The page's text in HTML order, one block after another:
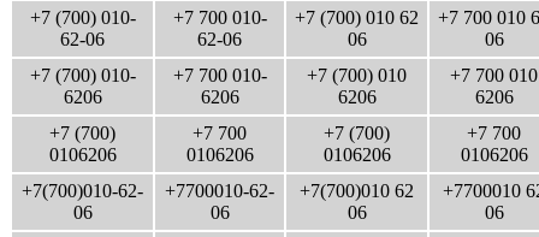
+7 (700) 010-
62-06
+7 700 010-
62-06
+7 (700) 010 62
06
+7 700 010
06
+7 (700) 010-
6206
+7 700 010-
6206
+7 (700) 010
6206
+7 700 010
6206
+7 (700)
0106206
+7 700
0106206
+7 (700)
0106206
+7 700
0106206
+7(700)010-62-
06
+7700010-62-
06
+7(700)010 62
06
+7700010
06